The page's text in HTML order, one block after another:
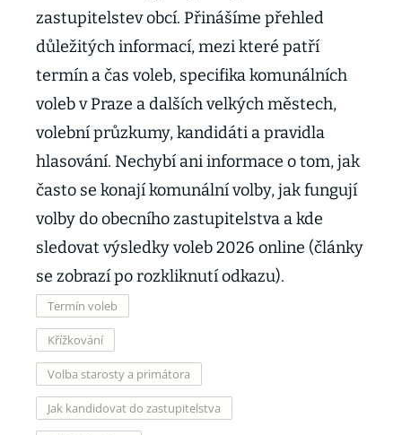
zastupitelstev obcí. Přinášíme přehled
důležitých informací, mezi které patří
termín a čas voleb, specifika komunálních
voleb v Praze a dalších velkých městech,
volební průzkumy, kandidáti a pravidla
hlasování. Nechybí ani informace o tom, jak
často se konají komunální volby, jak fungují
volby do obecního zastupitelstva a kde
sledovat výsledky voleb 2026 online (články
se zobrazí po rozkliknutí odkazu).
Termín voleb
Křížkování
Volba starosty a primátora
Jak kandidovat do zastupitelstva